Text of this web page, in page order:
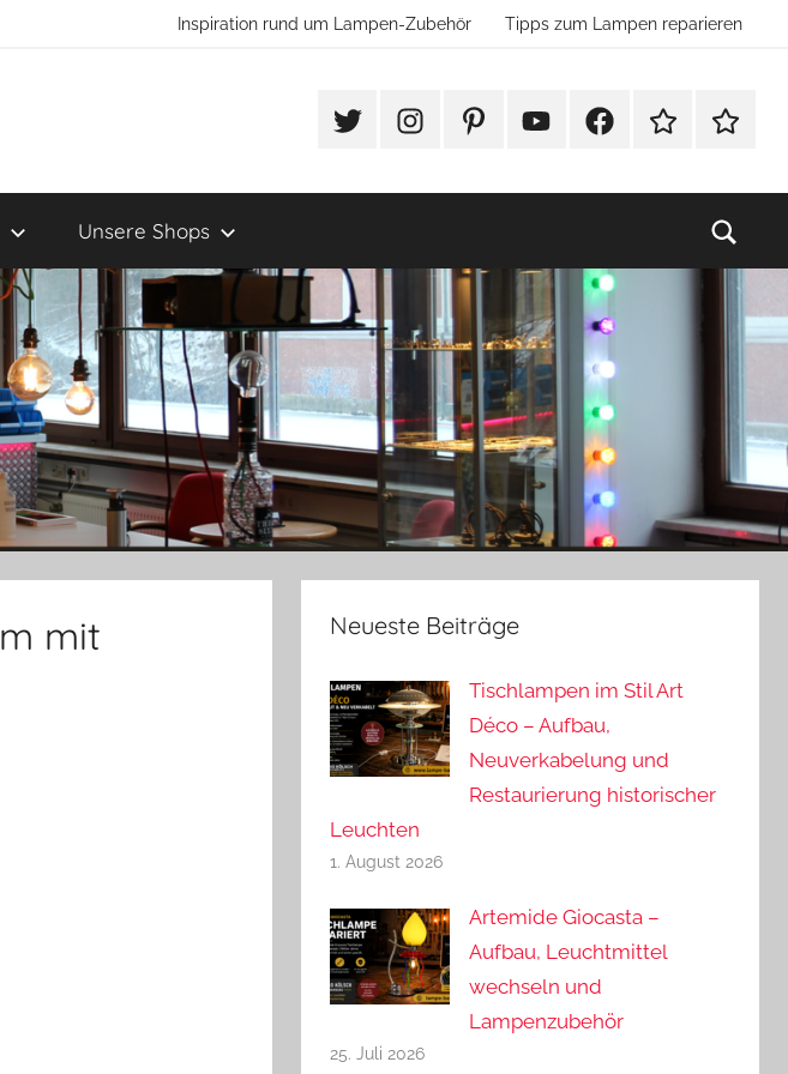
Inspiration rund um Lampen-Zubehör Tipps zum Lampen reparieren
#TwitterInstagramPinterestYouTubeFacebook
TikTok
Unsere Shops
mit
Neueste Beiträge
Tischlampen im Stil Art
Déco – Aufbau,
Neuverkabelung und
Restaurierung historischer
Leuchten
1. August 2026
Artemide Giocasta –
Aufbau, Leuchtmittel
wechseln und
Lampenzubehör
25. Juli 2026